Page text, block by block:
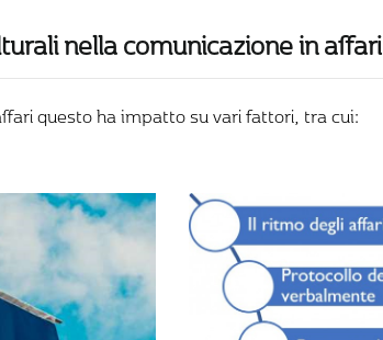
nella comunicazione in affari
questo ha impatto su vari fattori, tra cui: